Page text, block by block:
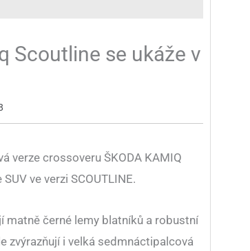
Scoutline se ukáže v
verze crossoveru ŠKODA KAMIQ
ve verzi SCOUTLINE.
matně černé lemy blatníků a robustní
zvýrazňují i velká sedmnáctipalcová